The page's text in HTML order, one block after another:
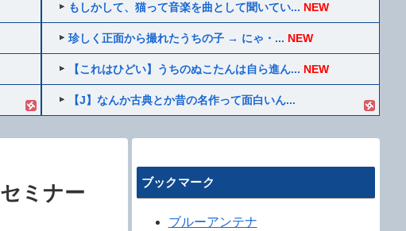
もしかして、猫って音楽を曲として聞いてい... NEW
珍しく正面から撮れたうちの子 → にゃ・... NEW
【これはひどい】うちのぬこたんは自ら進ん... NEW
【J】なんか古典とか昔の名作って面白いん...
ミナー
ブックマーク
ブルーアンテナ